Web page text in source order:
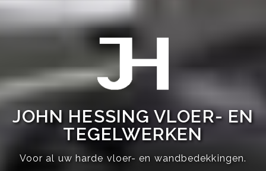
JOHN HESSING VLOER- EN
TEGELWERKEN
Voor al uw harde vloer- en wandbedekkingen.